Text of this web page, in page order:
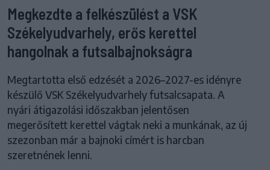
Megkezdte a felkészülést a VSK
Székelyudvarhely, erős kerettel
hangolnak a futsalbajnokságra
Megtartotta első edzését a 2026–2027-es idényre
készülő VSK Székelyudvarhely futsalcsapata. A
nyári átigazolási időszakban jelentősen
megerősített kerettel vágtak neki a munkának, az új
szezonban már a bajnoki címért is harcban
szeretnének lenni.